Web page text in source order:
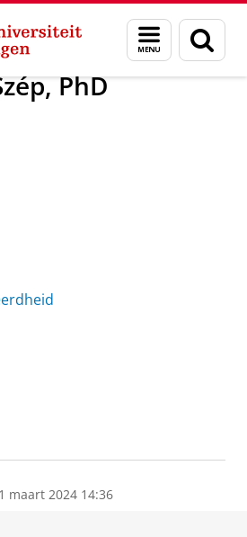
Menu
en
zoeken
V. (Viktor) Szép, PhD
PhD
maart 2024 14:36